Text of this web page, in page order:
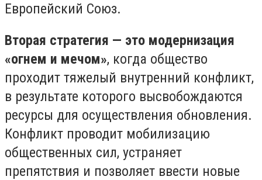
Европейский Союз.
Вторая стратегия — это модернизация
«огнем и мечом», когда общество
проходит тяжелый внутренний конфликт,
в результате которого высвобождаются
ресурсы для осуществления обновления.
Конфликт проводит мобилизацию
общественных сил, устраняет
препятствия и позволяет ввести новые